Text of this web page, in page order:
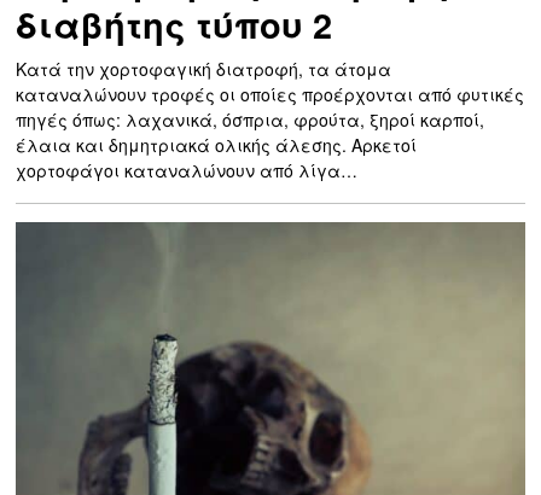
διαβήτης τύπου 2
Κατά την χορτοφαγική διατροφή, τα άτομα
καταναλώνουν τροφές οι οποίες προέρχονται από φυτικές
πηγές όπως: λαχανικά, όσπρια, φρούτα, ξηροί καρποί,
έλαια και δημητριακά ολικής άλεσης. Αρκετοί
χορτοφάγοι καταναλώνουν από λίγα…